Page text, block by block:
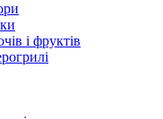
і фруктів